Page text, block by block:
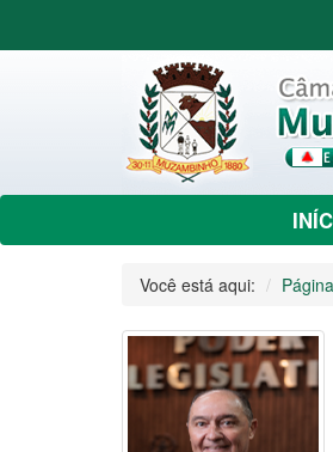
Você está aqui: